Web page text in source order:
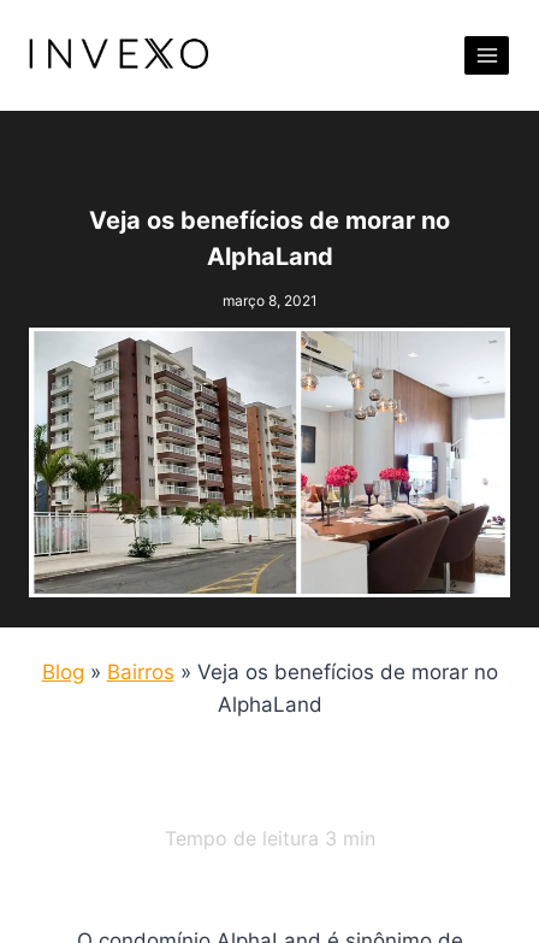
para
Conteúdo
Veja os benefícios de morar no
AlphaLand
março 8, 2021
Blog » Bairros » Veja os benefícios de morar no
AlphaLand
Tempo de leitura 3 min